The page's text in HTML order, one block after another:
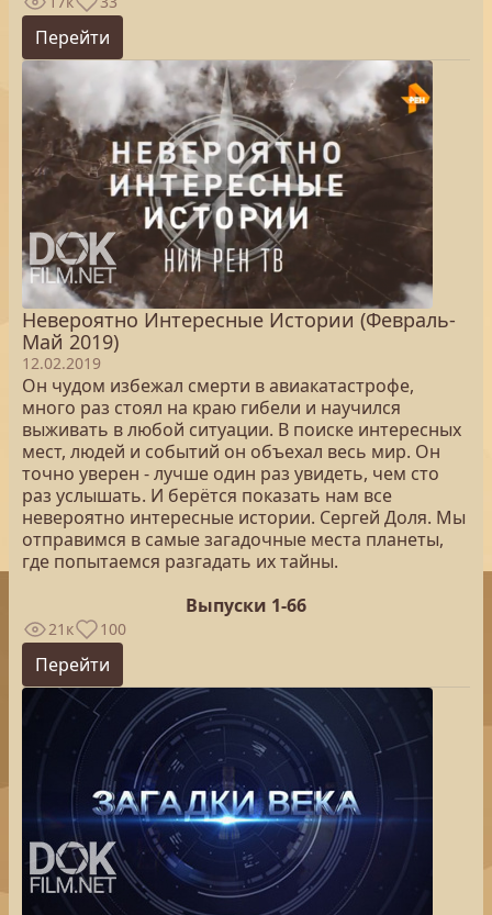
Перейти
Невероятно Интересные Истории (Февраль-
Май 2019)
12.02.2019
Он чудом избежал смерти в авиакатастрофе,
много раз стоял на краю гибели и научился
выживать в любой ситуации. В поиске интересных
мест, людей и событий он объехал весь мир. Он
точно уверен - лучше один раз увидеть, чем сто
раз услышать. И берётся показать нам все
невероятно интересные истории. Сергей Доля. Мы
отправимся в самые загадочные места планеты,
где попытаемся разгадать их тайны.
Выпуски 1-66
21к 100
Перейти